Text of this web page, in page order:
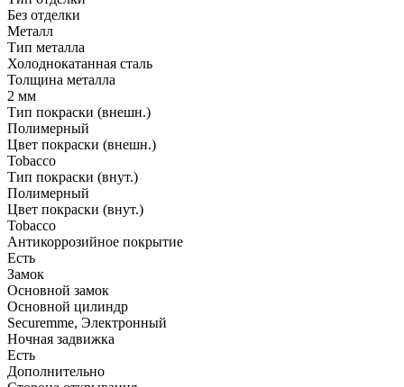
Без отделки
Металл
Тип металла
Холоднокатанная сталь
Толщина металла
2 мм
Тип покраски (внешн.)
Полимерный
Цвет покраски (внешн.)
Tobacco
Тип покраски (внут.)
Полимерный
Цвет покраски (внут.)
Tobacco
Антикоррозийное покрытие
Есть
Замок
Основной замок
Основной цилиндр
Securemme, Электронный
Ночная задвижка
Есть
Дополнительно